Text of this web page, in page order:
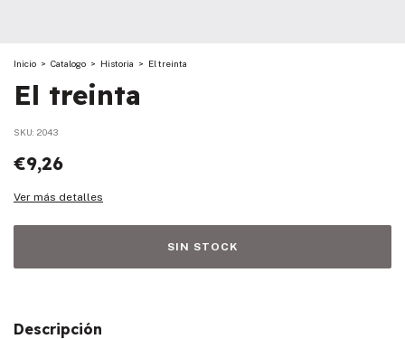
Inicio > Catalogo > Historia > El treinta
El treinta
SKU: 2043
€9,26
Ver más detalles
Descripción